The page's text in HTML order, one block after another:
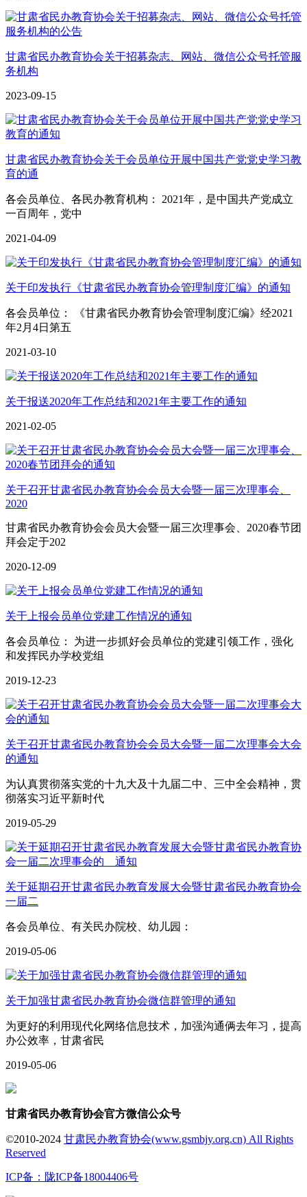
甘肃省民办教育协会关于招募杂志、网站、微信公众号托管服
务机构
2023-09-15
甘肃省民办教育协会关于会员单位开展中国共产党党史学习教
育的通
各会员单位、各民办教育机构： 2021年，是中国共产党成立
一百周年，党中
2021-04-09
关于印发执行《甘肃省民办教育协会管理制度汇编》的通知
各会员单位： 《甘肃省民办教育协会管理制度汇编》经2021
年2月4日第五
2021-03-10
关于报送2020年工作总结和2021年主要工作的通知
2021-02-05
关于召开甘肃省民办教育协会会员大会暨一届三次理事会、
2020
甘肃省民办教育协会会员大会暨一届三次理事会、2020春节团
拜会定于202
2020-12-09
关于上报会员单位党建工作情况的通知
各会员单位： 为进一步抓好会员单位的党建引领工作，强化
和发挥民办学校党组
2019-12-23
关于召开甘肃省民办教育协会会员大会暨一届二次理事会大会
的通知
为认真贯彻落实党的十九大及十九届二中、三中全会精神，贯
彻落实习近平新时代
2019-05-29
关于延期召开甘肃省民办教育发展大会暨甘肃省民办教育协会
一届二
各会员单位、有关民办院校、幼儿园：
2019-05-06
关于加强甘肃省民办教育协会微信群管理的通知
为更好的利用现代化网络信息技术，加强沟通俩去年习，提高
办公效率，甘肃省民
2019-05-06
甘肃省民办教育协会官方微信公众号
©2010-2024 甘肃民办教育协会(www.gsmbjy.org.cn) All Rights
Reserved
ICP备：陇ICP备18004406号